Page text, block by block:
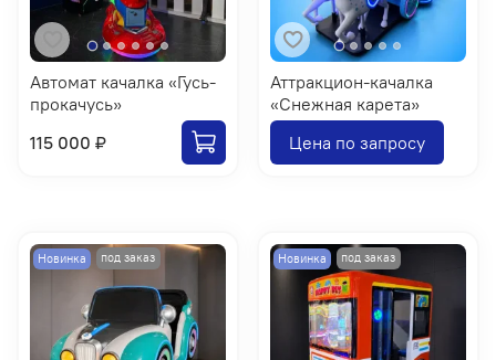
Автомат качалка «Гусь-
прокачусь»
115 000 ₽
Аттракцион-качалка
«Снежная карета»
Цена по запросу
Новинка Новинка